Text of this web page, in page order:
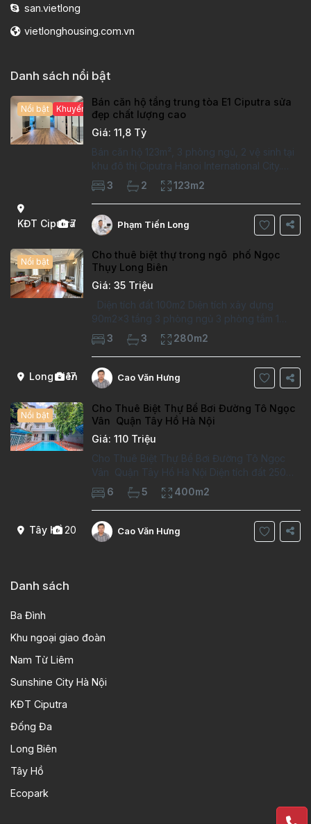
san.vietlong
vietlonghousing.com.vn
Danh sách nổi bật
KĐT Ciputra
7
Nổi bật Khuyến mại hấp dẫn
Bán căn hộ tầng trung tòa E1 Ciputra sửa
đẹp chất lượng cao
Giá: 11,8 Tỷ
Bán căn hộ 123m², 3 phòng ngủ, 2 vệ sinh tại
khu đô thị Ciputra Hanoi International City.
Căn hộ đã sửa mới kỹ, chất lượng cao, sàn
gỗ, bếp hiện đại, không gian thoáng sáng.
Thông tin căn hộ: Diện tích:
3 2 123m2
Phạm Tiến Long
Long Biên
17
Nổi bật
Cho thuê biệt thự trong ngõ phố Ngọc
Thụy Long Biên
Giá: 35 Triệu
Diện tích đất 100m2 Diện tích xây dựng
90m2x3 tầng 3 phòng ngủ 3 phòng tắm 1
phòng làm việc Vị trí ý tưởng 10 phút đi bộ tới
trường việt pháp Ngôi nhà được thiết kế theo
kiểu phát cổ,trong khu dân
3 3 280m2
Cao Văn Hưng
Tây Hồ20
Nổi bật
Cho Thuê Biệt Thự Bể Bơi Đường Tô Ngọc
Vân Quận Tây Hồ Hà Nội
Giá: 110 Triệu
Cho Thuê Biệt Thự Bể Bơi Đường Tô Ngọc
Vân Quận Tây Hồ Hà Nội Diện tích đất 250m2
Diện tích xây dựng 100m2 Xây 4 tầng, 6
phòng ngủ 5 phòng tắm Tầng 1, , phòng
khách , phòng bếp-1wc Tầng 2, 2 phòng
6 5 400m2
Cao Văn Hưng
Danh sách
Ba Đình
Khu ngoại giao đoàn
Nam Từ Liêm
Sunshine City Hà Nội
KĐT Ciputra
Đống Đa
Long Biên
Tây Hồ
Ecopark